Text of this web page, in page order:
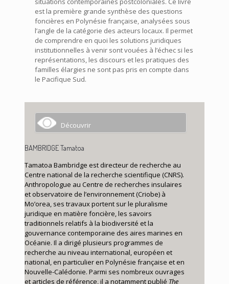
est la première grande synthèse des questions
foncières en Polynésie française, analysées sous
l’angle de la catégorie des acteurs locaux. Il permet
de comprendre en quoi les solutions juridiques
institutionnelles à venir sont vouées à l’échec si les
représentations, les discours et les pratiques des
familles élargies ne sont pas pris en compte dans
le Pacifique Sud.
Découvrir
BAMBRIDGE Tamatoa
Tamatoa Bambridge est directeur de recherche au
Centre national de la recherche scientifique (CNRS).
Anthropologue au Centre de recherches insulaires
et observatoire de l’environnement (Criobe) à
Mo’orea, ses travaux portent sur le pluralisme
juridique en matière foncière, les savoirs
traditionnels relatifs à la biodiversité et la
gouvernance contemporaine des aires marines en
Océanie. Il a dirigé plusieurs programmes de
recherche au niveau international, européen et
national, en particulier en Polynésie française et en
Nouvelle-Calédonie. Parmi ses nombreux ouvrages
et articles de référence, il a notamment publié The